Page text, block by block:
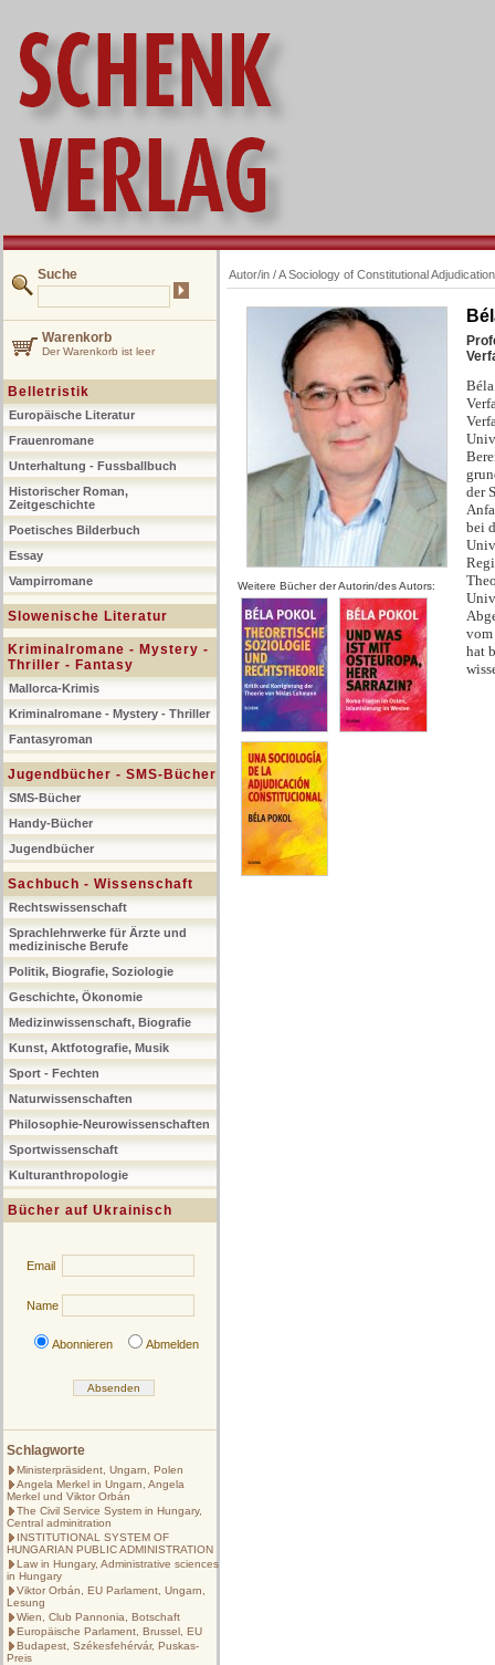
Suche
Warenkorb
Der Warenkorb ist leer
Belletristik
Europäische Literatur
Frauenromane
Unterhaltung - Fussballbuch
Historischer Roman,
Zeitgeschichte
Poetisches Bilderbuch
Essay
Vampirromane
Slowenische Literatur
Kriminalromane - Mystery -
Thriller - Fantasy
Mallorca-Krimis
Kriminalromane - Mystery - Thriller
Fantasyroman
Jugendbücher - SMS-Bücher
SMS-Bücher
Handy-Bücher
Jugendbücher
Sachbuch - Wissenschaft
Rechtswissenschaft
Sprachlehrwerke für Ärzte und
medizinische Berufe
Politik, Biografie, Soziologie
Geschichte, Ökonomie
Medizinwissenschaft, Biografie
Kunst, Aktfotografie, Musik
Sport - Fechten
Naturwissenschaften
Philosophie-Neurowissenschaften
Sportwissenschaft
Kulturanthropologie
Bücher auf Ukrainisch
Email
Name
Abonnieren Abmelden
Schlagworte
Ministerpräsident, Ungarn, Polen
Angela Merkel in Ungarn, Angela
Merkel und Viktor Orbán
The Civil Service System in Hungary,
Central adminitration
INSTITUTIONAL SYSTEM OF
HUNGARIAN PUBLIC ADMINISTRATION
Law in Hungary, Administrative sciences
in Hungary
Viktor Orbán, EU Parlament, Ungarn,
Lesung
Wien, Club Pannonia, Botschaft
Europäische Parlament, Brussel, EU
Budapest, Székesfehérvár, Puskas-
Preis
Autor/in /A Sociology of Constitutional Adjudication
Weitere Bücher der Autorin/des Autors:
der
bei
vom
hat